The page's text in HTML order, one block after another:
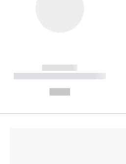
------------
----------- ----------- --------